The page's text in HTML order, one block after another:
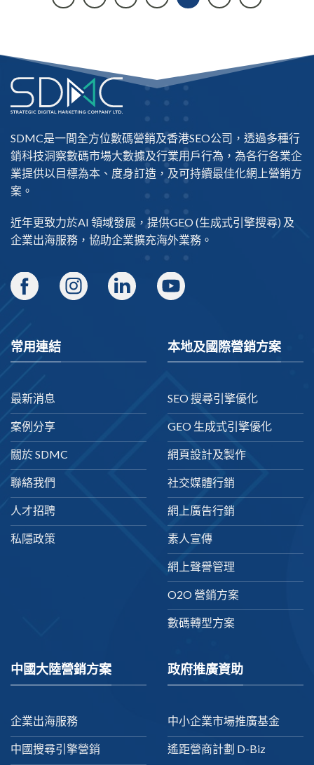
SDMC是一間全方位數碼營銷及香港SEO公司 ，透過多種行
銷科技洞察數碼市場大數據及行業用戶行為，為各行各業企
業提供以目標為本、度身訂造，及可持續最佳化網上營銷方
案。
近年更致力於AI 領域發展，提供GEO(生成式引擎搜尋) 及
企業出海服務，協助企業擴充海外業務。
常用連結
最新消息
案例分享
關於 SDMC
聯絡我們
人才招聘
私隱政策
本地及國際營銷方案
SEO 搜尋引擎優化
GEO 生成式引擎優化
網頁設計及製作
社交媒體行銷
網上廣告行銷
素人宣傳
網上聲譽管理
O2O 營銷方案
數碼轉型方案
中國大陸營銷方案
企業出海服務
中國搜尋引擎營銷
政府推廣資助
中小企業市場推廣基金
遙距營商計劃 D-Biz